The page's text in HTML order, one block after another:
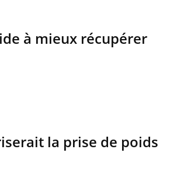
à mieux récupérer
la prise de poids